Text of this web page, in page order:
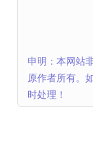
申明：本网站
原作者所有。
时处理！